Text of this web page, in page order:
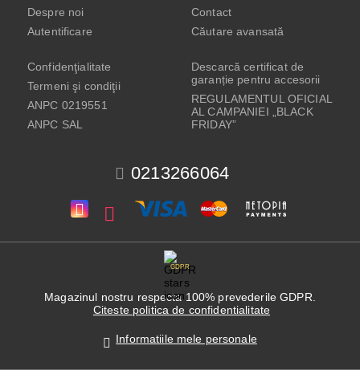
0213266064
Despre noi
Autentificare
Contact
Căutare avansată
Confidenţialitate
Termeni şi condiţii
ANPC 0219551
ANPC SAL
Descarcă certificat de
garanție pentru accesorii
REGULAMENTUL OFICIAL
AL CAMPANIEI „BLACK
FRIDAY”
GDPR
Magazinul nostru respecta 100% prevederile GDPR.
Citeste politica de confidentialitate
Informatiile mele personale